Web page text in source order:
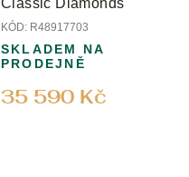
KÓD: R48917703
35 590 Kč
SKLADEM NA
PRODEJNĚ